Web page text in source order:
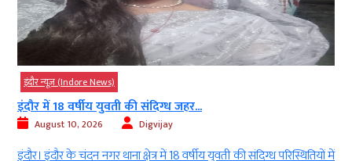
इंदौर न्यूज़ (Indore News)
इंदौर में 18 वर्षीय युवती की संदिग्ध जहर...
August 10, 2026 Digvijay
इंदौर। इंदौर के चंदन नगर थाना क्षेत्र में 18 वर्षीय युवती की संदिग्ध परिस्थितियों में